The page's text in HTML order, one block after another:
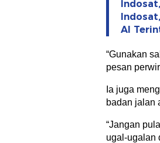
AI
“Gunakan
pesan
Ia juga
badan jalan
“Jangan
ugal-ugalan